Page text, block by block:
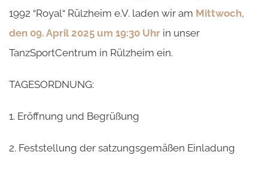
1992 “Royal“ Rülzheim e.V. laden wir am Mittwoch,
den 09. April 2025 um 19:30 Uhr in unser
TanzSportCentrum in Rülzheim ein.
TAGESORDNUNG:
1. Eröffnung und Begrüßung
2. Feststellung der satzungsgemäßen Einladung